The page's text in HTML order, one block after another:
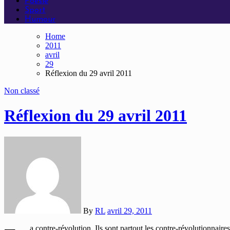
Sport
Humour
Home
2011
avril
29
Réflexion du 29 avril 2011
Non classé
Réflexion du 29 avril 2011
By RL avril 29, 2011
a contre-révolution. Ils sont partout les contre-